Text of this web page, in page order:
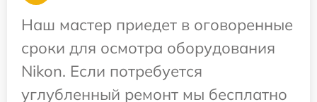
Наш мастер приедет в оговоренные
сроки для осмотра оборудования
Nikon. Если потребуется
углубленный ремонт мы бесплатно